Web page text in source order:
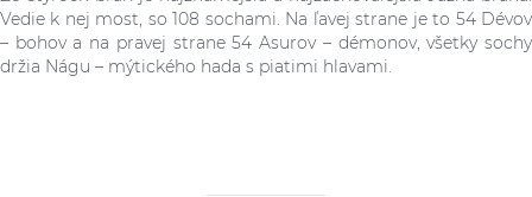
Vedie k nej most, so 108 sochami. Na ľavej strane je to 54 Dévov
– bohov a na pravej strane 54 Asurov – démonov, všetky sochy
držia Nágu – mýtického hada s piatimi hlavami.